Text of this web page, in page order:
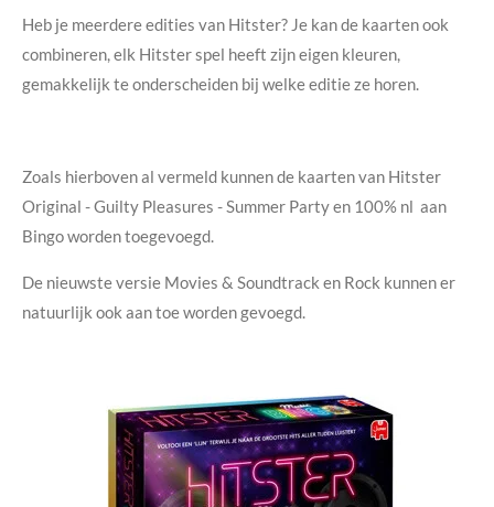
Heb je meerdere edities van Hitster? Je kan de kaarten ook
combineren, elk Hitster spel heeft zijn eigen kleuren,
gemakkelijk te onderscheiden bij welke editie ze horen.
Zoals hierboven al vermeld kunnen de kaarten van Hitster
Original - Guilty Pleasures - Summer Party en 100% nl aan
Bingo worden toegevoegd.
De nieuwste versie Movies & Soundtrack en Rock kunnen er
natuurlijk ook aan toe worden gevoegd.